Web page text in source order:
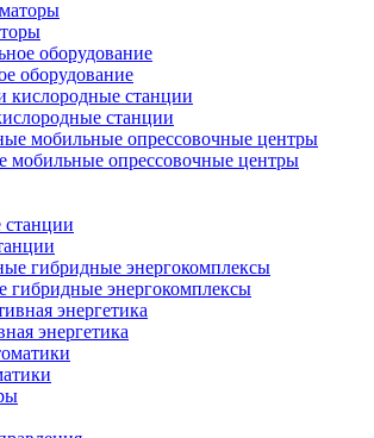
оборудование
станции
мобильные опрессовочные центры
гибридные энергокомплексы
энергетика